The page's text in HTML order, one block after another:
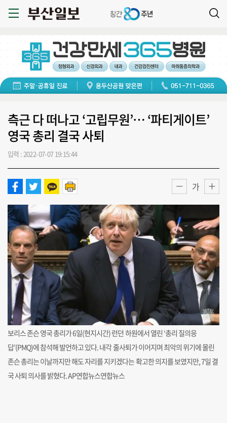
측근 다 떠나고 ‘고립무원’… ‘파티게이트’
영국 총리 결국 사퇴
입력 : 2022-07-07 19:15:44
가
보리스 존슨 영국 총리가 6일(현지시간) 런던 하원에서 열린 ‘총리 질의응
답’(PMQ)에 참석해 발언하고 있다. 내각 줄사퇴가 이어지며 최악의 위기에 몰린
존슨 총리는 이날까지만 해도 자리를 지키겠다는 확고한 의지를 보였지만, 7일 결
국 사퇴 의사를 밝혔다. AP연합뉴스연합뉴스